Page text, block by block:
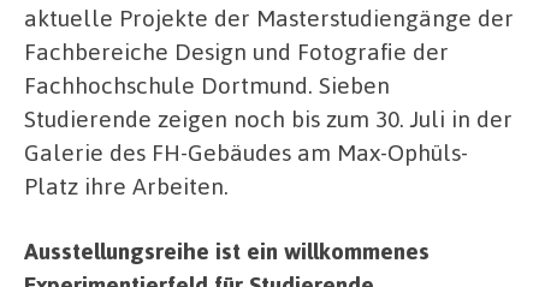
aktuelle Projekte der Masterstudiengänge der
Fachbereiche Design und Fotografie der
Fachhochschule Dortmund. Sieben
Studierende zeigen noch bis zum 30. Juli in der
Galerie des FH-Gebäudes am Max-Ophüls-
Platz ihre Arbeiten.
Ausstellungsreihe ist ein willkommenes